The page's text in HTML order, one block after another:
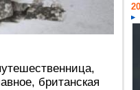
британская